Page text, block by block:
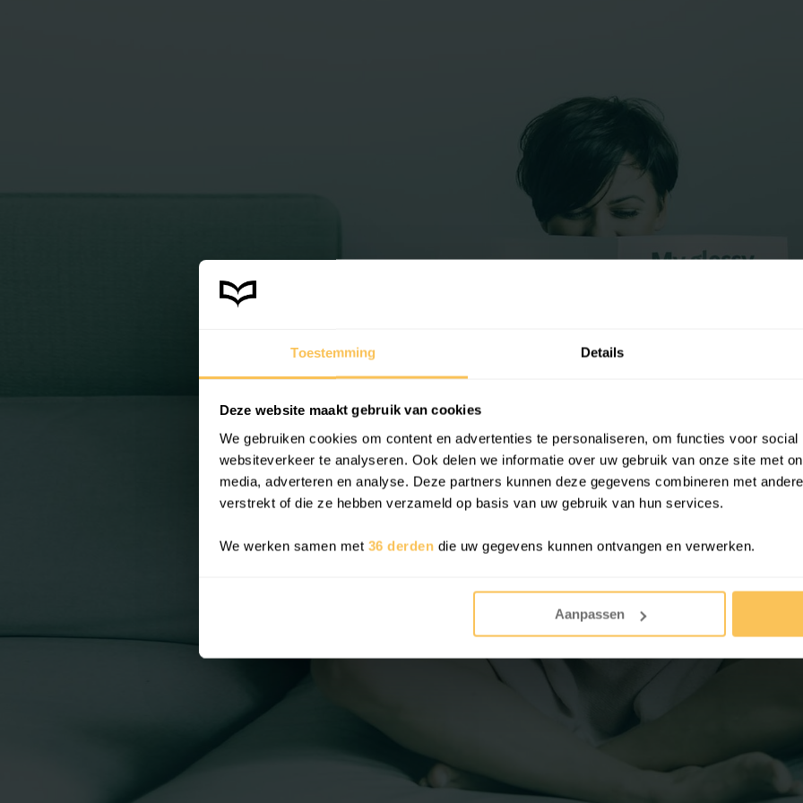
Toestemming Details
Deze website maakt gebruik van cookies
We gebruiken cookies om content en advertenties te personaliseren, om functies voor
websiteverkeer te analyseren. Ook delen we informatie over uw gebruik van onze site met
media, adverteren en analyse. Deze partners kunnen deze gegevens combineren met
verstrekt of die ze hebben verzameld op basis van uw gebruik van hun services.
We werken samen met 36 derden die uw gegevens kunnen ontvangen en verwerken.
Aanpassen